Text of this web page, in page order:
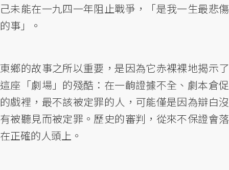
己未能在一九四一年阻止戰爭，「是我一生最悲傷
的事」。
東鄉的故事之所以重要，是因為它赤裸裸地揭示了
這座「劇場」的殘酷：在一齣證據不全、劇本倉促
的戲裡，最不該被定罪的人，可能僅是因為辯白沒
有被聽見而被定罪。歷史的審判，從來不保證會落
在正確的人頭上。